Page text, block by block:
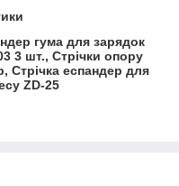
гума для зарядок
3 шт., Стрічки опору
Стрічка еспандер для
ZD-25